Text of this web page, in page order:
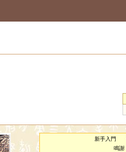
新手入門
鳴謝